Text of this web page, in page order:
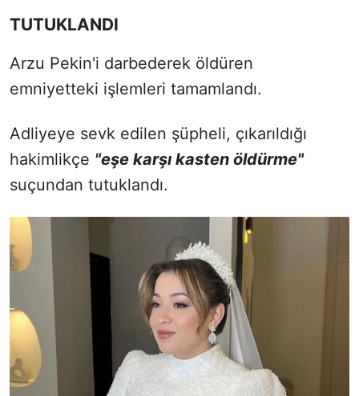
TUTUKLANDI
Arzu Pekin'i darbederek öldüren
emniyetteki işlemleri tamamlandı.
Adliyeye sevk edilen şüpheli, çıkarıldığı
hakimlikçe "eşe karşı kasten öldürme"
suçundan tutuklandı.